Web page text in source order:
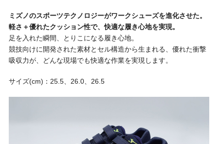
ミズノのスポーツテクノロジーがワークシューズを進化させた。
軽さ＋優れたクッション性で、快適な履き心地を実現。
足を入れた瞬間、とりこになる履き心地。
競技向けに開発された素材とセル構造から生まれる、優れた衝撃
吸収力が、どんな現場でも快適な作業を実現します。
サイズ(cm)：25.5、26.0、26.5